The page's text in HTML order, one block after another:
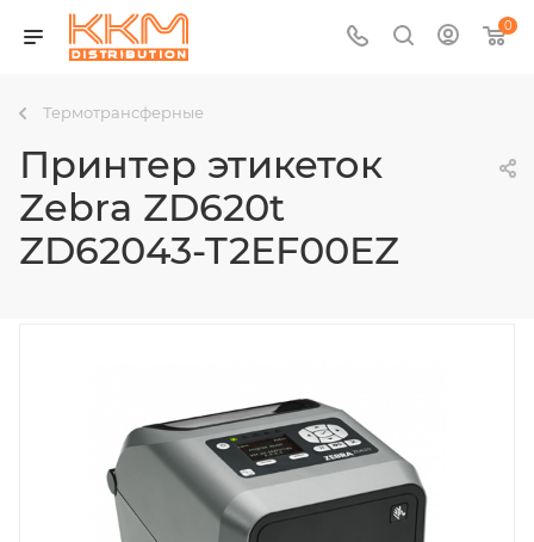
0
Термотрансферные
Принтер этикеток
Zebra ZD620t
ZD62043-T2EF00EZ